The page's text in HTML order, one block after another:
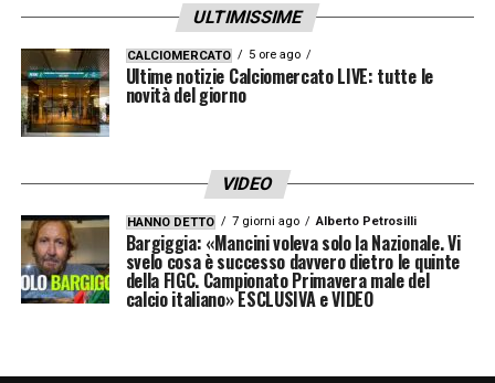
ULTIMISSIME
CALCIOMERCATO 5 ore ago
Ultime notizie Calciomercato LIVE: tutte le
novità del giorno
VIDEO
HANNO DETTO 7 giorni ago Alberto Petrosilli
Bargiggia: «Mancini voleva solo la Nazionale. Vi
svelo cosa è successo davvero dietro le quinte
della FIGC. Campionato Primavera male del
calcio italiano» ESCLUSIVA e VIDEO